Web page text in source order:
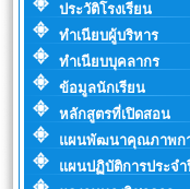
ประวัติโรงเรียน
ทำเนียบผู้บริหาร
ทำเนียบบุคลากร
ข้อมูลนักเรียน
หลักสูตรที่เปิดสอน
แผนพัฒนาคุณภาพก
แผนปฏิบัติการประจำ